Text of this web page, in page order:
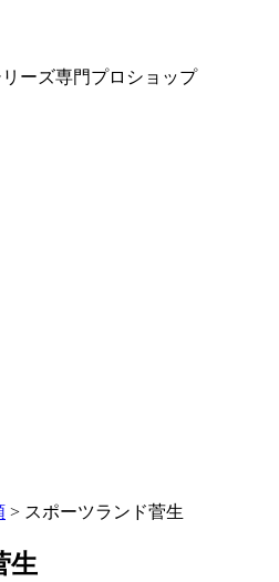
ーズ専門プロショップ
> スポーツランド菅生
生